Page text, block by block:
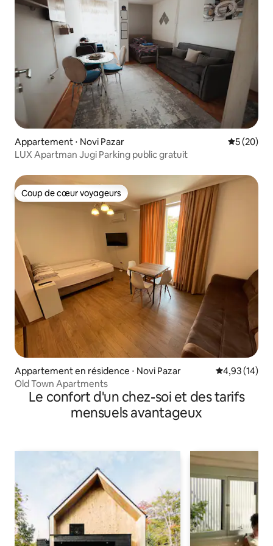
Appartement ⋅ Novi Pazar
5 (20)
LUX Apartman Jugi Parking public gratuit
Coup de cœur voyageurs
Coup de cœur voyageurs
Appartement en résidence ⋅ Novi Pazar Évaluation
4,93 (14)
Old Town Apartments
Le confort d'un chez-soi et des tarifs
mensuels avantageux